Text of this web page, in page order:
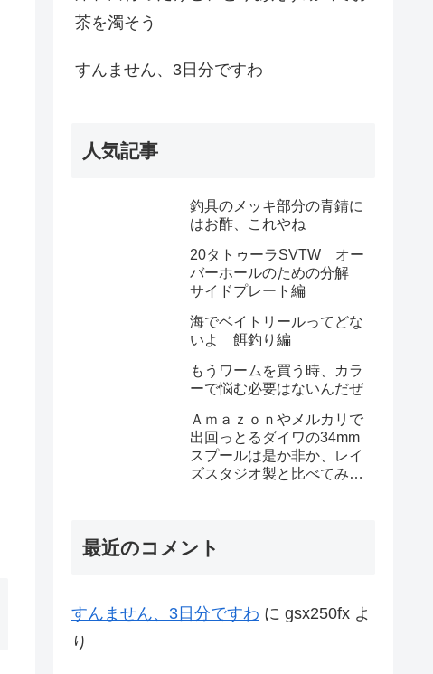
茶を濁そう
すんません、3日分ですわ
人気記事
釣具のメッキ部分の青錆に
はお酢、これやね
20タトゥーラSVTW オー
バーホールのための分解
サイドプレート編
海でベイトリールってどな
いよ 餌釣り編
もうワームを買う時、カラ
ーで悩む必要はないんだぜ
Ａｍａｚｏｎやメルカリで
出回っとるダイワの34mm
スプールは是か非か、レイ
ズスタジオ製と比べてみた
最近のコメント
すんません、3日分ですわ に gsx250fx よ
り